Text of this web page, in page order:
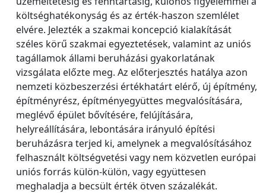
költséghatékonyság és az érték-haszon szemlélet
elvére. Jelezték a szakmai koncepció kialakítását
széles körű szakmai egyeztetések, valamint az uniós
tagállamok állami beruházási gyakorlatának
vizsgálata előzte meg. Az előterjesztés hatálya azon
nemzeti közbeszerzési értékhatárt elérő, új építmény,
építményrész, építményegyüttes megvalósítására,
meglévő épület bővítésére, felújítására,
helyreállítására, lebontására irányuló építési
beruházásra terjed ki, amelynek a megvalósításához
felhasznált költségvetési vagy nem közvetlen európai
uniós forrás külön-külön, vagy együttesen
meghaladja a becsült érték ötven százalékát.